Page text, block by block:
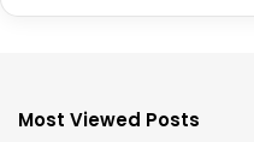
Most Viewed Posts